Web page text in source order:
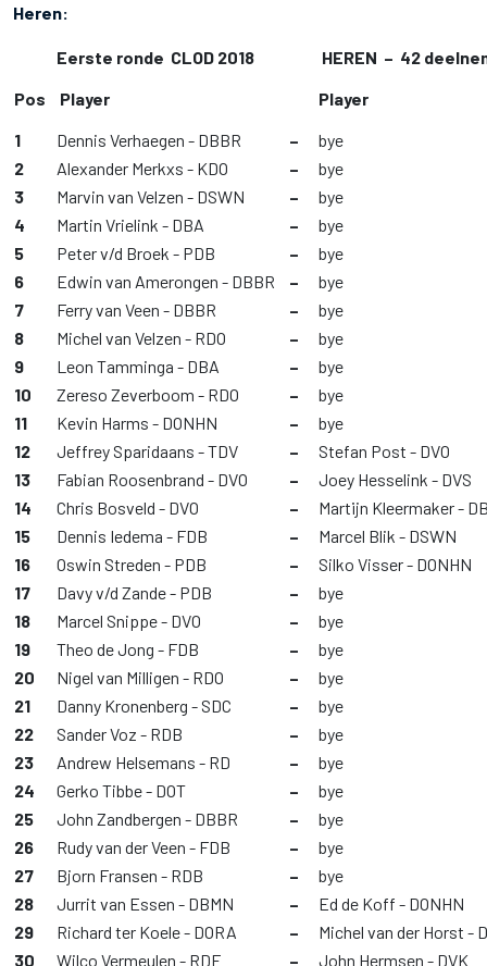
Heren:
Eerste ronde CLOD 2018
HEREN – 42
Pos
Player
Player
1
Dennis Verhaegen - DBBR –
bye
2
Alexander Merkxs - KDO –
bye
3
Marvin van Velzen - DSWN –
bye
4
Martin Vrielink - DBA –
bye
5
Peter v/d Broek - PDB –
bye
6
Edwin van Amerongen - DBBR –
bye
7
Ferry van Veen - DBBR –
bye
8
Michel van Velzen - RDO –
bye
9
Leon Tamminga - DBA –
bye
10
Zereso Zeverboom - RDO –
bye
11
Kevin Harms - DONHN –
bye
12
Jeffrey Sparidaans - TDV –
Stefan Post - DVO
13
Fabian Roosenbrand - DVO –
Joey Hesselink - DVS
14
Chris Bosveld - DVO –
Martijn Kleermaker -
15
Dennis Iedema - FDB –
Marcel Blik - DSWN
16
Oswin Streden - PDB –
Silko Visser - DONHN
17
Davy v/d Zande - PDB –
bye
18
Marcel Snippe - DVO –
bye
19
Theo de Jong - FDB –
bye
20
Nigel van Milligen - RDO –
bye
21
Danny Kronenberg - SDC –
bye
22
Sander Voz - RDB –
bye
23
Andrew Helsemans - RD –
bye
24
Gerko Tibbe - DOT –
bye
25
John Zandbergen - DBBR –
bye
26
Rudy van der Veen - FDB –
bye
27
Bjorn Fransen - RDB –
bye
28
Jurrit van Essen - DBMN –
Ed de Koff - DONHN
29
Richard ter Koele - DORA –
Michel van der Horst -
30
Wilco Vermeulen - RDF – John Hermsen - DVK